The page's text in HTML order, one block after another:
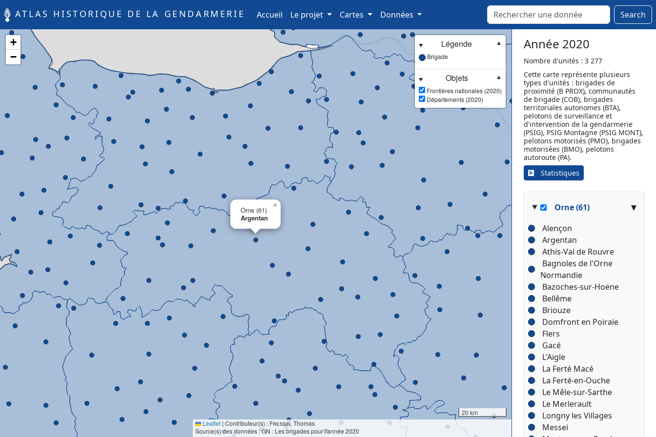
ATLAS HISTORIQUE DE LA GENDARMERIE Accueil (current)
Le projet Cartes Données Search
Orne (61)
Argentan
×
+
−
Légende
▼
Brigade
Objets
▼
Frontières nationales (2020)
Départements (2020)
20 km
Leaflet | Contributeur(s) : Fressin, Thomas
Source(s) des données : GN : Les brigades pour l'année 2020
Année 2020
Nombre d'unités : 3 277
Cette carte représente plusieurs
types d'unités : brigades de
proximité (B PROX), communautés
de brigade (COB), brigades
territoriales autonomes (BTA),
pelotons de surveillance et
d'intervention de la gendarmerie
(PSIG), PSIG Montagne (PSIG MONT),
pelotons motorisés (PMO), brigades
motorisées (BMO), pelotons
autoroute (PA).
Statistiques
Mouy
Nanteuil-le-Haudouin
Noailles
Noyon
Orry-la-Ville
Pont-Sainte-Maxence
Ressons-sur-Matz
Ribécourt-Dreslincourt
Saint-Crépin-Ibouvillers
Saint-Just-en-Chaussée
Saint-Leu-d'Esserent
Senlis
Songeons
Verberie
Orne (61) ▾
Alençon
Argentan
Athis-Val de Rouvre
Bagnoles de l'Orne
Normandie
Bazoches-sur-Hoëne
Bellême
Briouze
Domfront en Poiraie
Flers
Gacé
L'Aigle
La Ferté Macé
La Ferté-en-Ouche
Le Mêle-sur-Sarthe
Le Merlerault
Longny les Villages
Messei